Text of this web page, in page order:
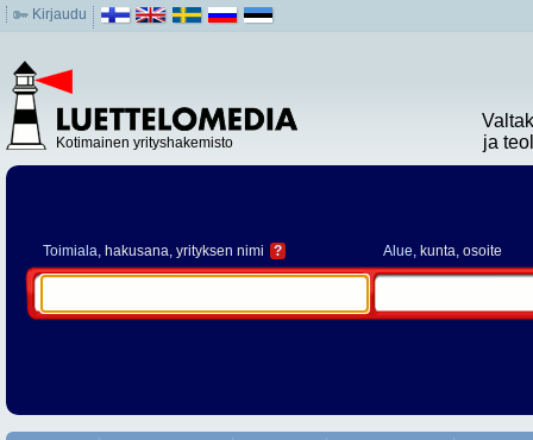
Kirjaudu
Kotimainen yrityshakemisto
ja
Toimiala, hakusana, yrityksen nimi ? Alue, kunta, osoite